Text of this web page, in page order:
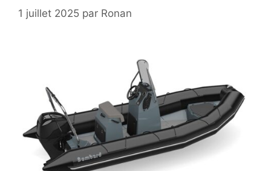
1 juillet 2025 par Ronan